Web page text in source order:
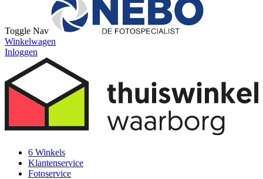
Toggle Nav
Winkelwagen
Inloggen
6 Winkels
Klantenservice
Fotoservice